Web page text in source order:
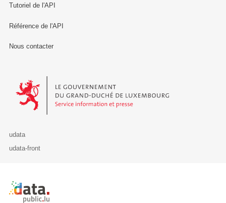
Tutoriel de l'API
Référence de l'API
Nous contacter
Le Gouvernement du Grand-Duché de Luxembourg - Service
udata
udata-front
Retour à l'accueil de data.public.lu